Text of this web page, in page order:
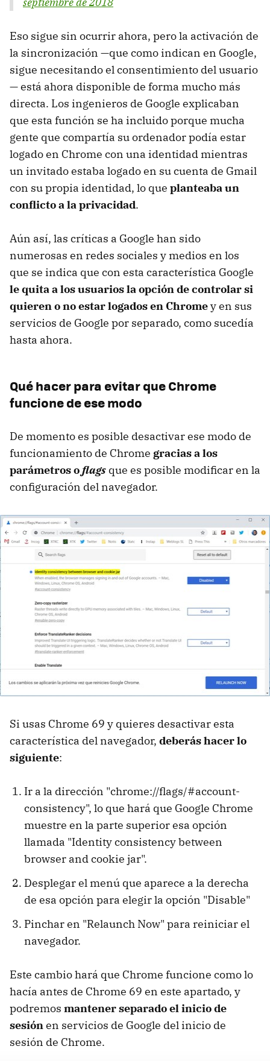
Eso sigue sin ocurrir ahora, pero la activación de
la sincronización —que como indican en Google,
sigue necesitando el consentimiento del usuario
— está ahora disponible de forma mucho más
directa. Los ingenieros de Google explicaban
que esta función se ha incluido porque mucha
gente que compartía su ordenador podía estar
logado en Chrome con una identidad mientras
un invitado estaba logado en su cuenta de Gmail
con su propia identidad, lo que planteaba un
conflicto a la privacidad.
Aún así, las críticas a Google han sido
numerosas en redes sociales y medios en los
que se indica que con esta característica Google
le quita a los usuarios la opción de controlar si
quieren o no estar logados en Chromey en sus
servicios de Google por separado, como sucedía
hasta ahora.
Qué hacer para evitar que Chrome
funcione de ese modo
De momento es posible desactivar ese modo de
funcionamiento de Chrome gracias a los
parámetros oflags que es posible modificar en la
configuración del navegador.
Si usas Chrome 69 y quieres desactivar esta
característica del navegador, deberás hacer lo
siguiente:
Ir a la dirección "chrome://flags/#account-
consistency", lo que hará que Google Chrome
muestre en la parte superior esa opción
llamada "Identity consistency between
browser and cookie jar".
Desplegar el menú que aparece a la derecha
de esa opción para elegir la opción "Disable"
Pinchar en "Relaunch Now" para reiniciar el
navegador.
Este cambio hará que Chrome funcione como lo
hacía antes de Chrome 69 en este apartado, y
podremos mantener separado el inicio de
sesión en servicios de Google del inicio de
sesión de Chrome.